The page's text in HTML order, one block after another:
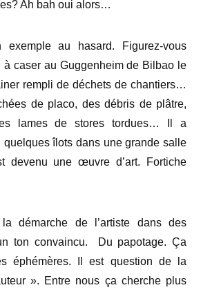
Ah bah oui alors…
exemple au hasard. Figurez-vous
à caser au Guggenheim de Bilbao le
rempli de déchets de chantiers…
de placo, des débris de plâtre,
lames de stores tordues… Il a
quelques îlots dans une grande salle
devenu une œuvre d’art. Fortiche
démarche de l’artiste dans des
ton convaincu. Du papotage. Ça
éphémères. Il est question de la
». Entre nous ça cherche plus